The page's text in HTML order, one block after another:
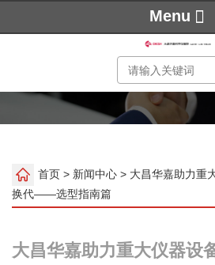
Menu
首页 > 新闻中心 > 大昌华嘉助力重
换代——选型指南篇
大昌华嘉助力重大仪器设